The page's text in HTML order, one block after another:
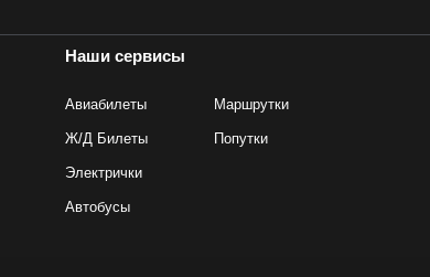
Наши сервисы
Авиабилеты
Ж/Д Билеты
Электрички
Автобусы
Маршрутки
Попутки